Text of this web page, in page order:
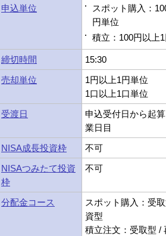
申込単位
スポット購入：
円単位
積立：100円以上
締切時間
15:30
売却単位
1円以上1円単位
1口以上1口単位
受渡日
申込受付日から起
業日目
NISA成長投資枠
不可
NISAつみたて投資
枠
不可
分配金コース
スポット購入：受
資型
積立注文：受取型 /